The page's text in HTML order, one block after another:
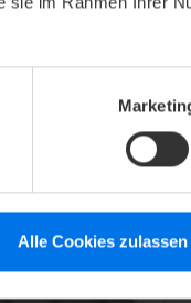
Alle Cookies zulassen
Nähe entdecken
und die